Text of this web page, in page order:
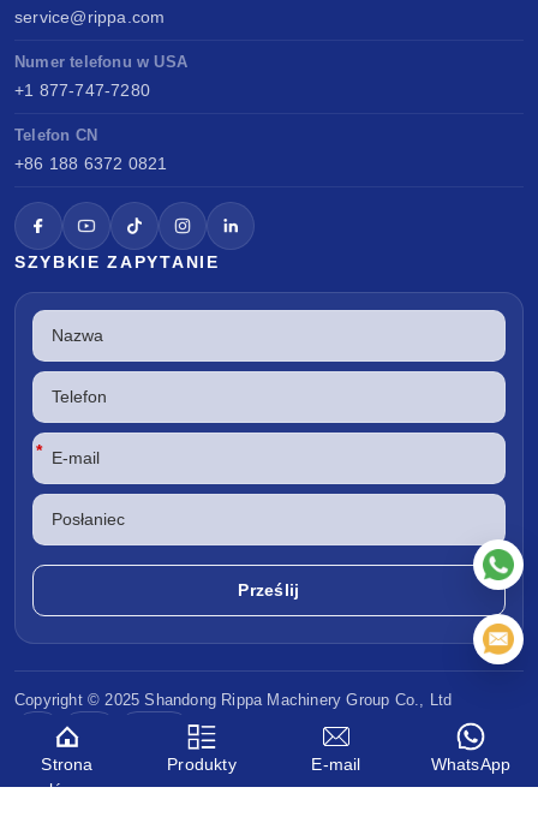
service@rippa.com
Numer telefonu w USA
+1 877-747-7280
Telefon CN
+86 188 6372 0821
SZYBKIE ZAPYTANIE
*
Copyright © 2025 Shandong Rippa Machinery Group Co., Ltd
EPA
Strona
główna
Produkty E-mail WhatsApp